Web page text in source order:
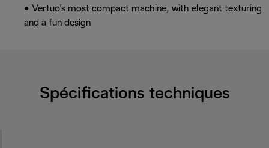
• Vertuo's most compact machine, with elegant texturing
and a fun design
Spécifications techniques